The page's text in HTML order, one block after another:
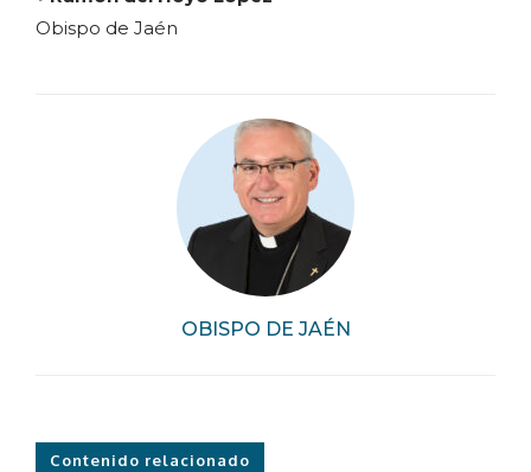
OBISPO DE JAÉN
Obispo de Jaén
Contenido relacionado